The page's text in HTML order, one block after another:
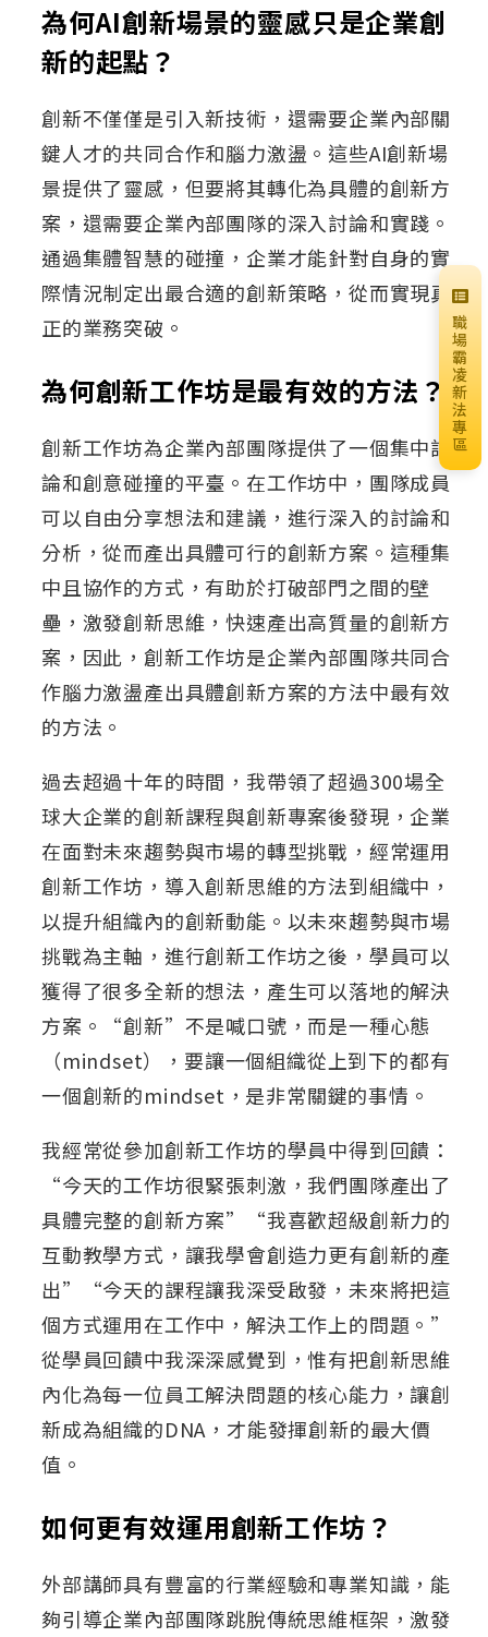
為何AI創新場景的靈感只是企業創
新的起點？
創新不僅僅是引入新技術，還需要企業內部關
鍵人才的共同合作和腦力激盪。這些AI創新場
景提供了靈感，但要將其轉化為具體的創新方
案，還需要企業內部團隊的深入討論和實踐。
通過集體智慧的碰撞，企業才能針對自身的實
際情況制定出最合適的創新策略，從而實現真
正的業務突破。
為何創新工作坊是最有效的方法？
創新工作坊為企業內部團隊提供了一個集中討
論和創意碰撞的平臺。在工作坊中，團隊成員
可以自由分享想法和建議，進行深入的討論和
分析，從而產出具體可行的創新方案。這種集
中且協作的方式，有助於打破部門之間的壁
壘，激發創新思維，快速產出高質量的創新方
案，因此，創新工作坊是企業內部團隊共同合
作腦力激盪產出具體創新方案的方法中最有效
的方法。
過去超過十年的時間，我帶領了超過300場全
球大企業的創新課程與創新專案後發現，企業
在面對未來趨勢與市場的轉型挑戰，經常運用
創新工作坊，導入創新思維的方法到組織中，
以提升組織內的創新動能。以未來趨勢與市場
挑戰為主軸，進行創新工作坊之後，學員可以
獲得了很多全新的想法，產生可以落地的解決
方案。“創新”不是喊口號，而是一種心態
（mindset），要讓一個組織從上到下的都有
一個創新的mindset，是非常關鍵的事情。
我經常從參加創新工作坊的學員中得到回饋：
“今天的工作坊很緊張刺激，我們團隊產出了
具體完整的創新方案”“我喜歡超級創新力的
互動教學方式，讓我學會創造力更有創新的產
出”“今天的課程讓我深受啟發，未來將把這
個方式運用在工作中，解決工作上的問題。”
從學員回饋中我深深感覺到，惟有把創新思維
內化為每一位員工解決問題的核心能力，讓創
新成為組織的DNA，才能發揮創新的最大價
值。
如何更有效運用創新工作坊？
外部講師具有豐富的行業經驗和專業知識，能
夠引導企業內部團隊跳脫傳統思維框架，激發
職
場
霸
凌
新
法
專
區